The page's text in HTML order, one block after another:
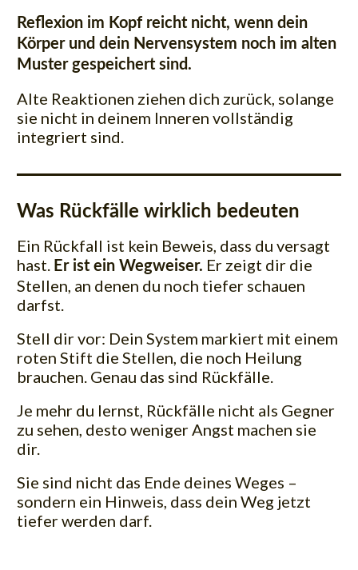
Reflexion im Kopf reicht nicht, wenn dein
Körper und dein Nervensystem noch im alten
Muster gespeichert sind.
Alte Reaktionen ziehen dich zurück, solange
sie nicht in deinem Inneren vollständig
integriert sind.
Was Rückfälle wirklich bedeuten
Ein Rückfall ist kein Beweis, dass du versagt
hast. Er ist ein Wegweiser. Er zeigt dir die
Stellen, an denen du noch tiefer schauen
darfst.
Stell dir vor: Dein System markiert mit einem
roten Stift die Stellen, die noch Heilung
brauchen. Genau das sind Rückfälle.
Je mehr du lernst, Rückfälle nicht als Gegner
zu sehen, desto weniger Angst machen sie
dir.
Sie sind nicht das Ende deines Weges –
sondern ein Hinweis, dass dein Weg jetzt
tiefer werden darf.